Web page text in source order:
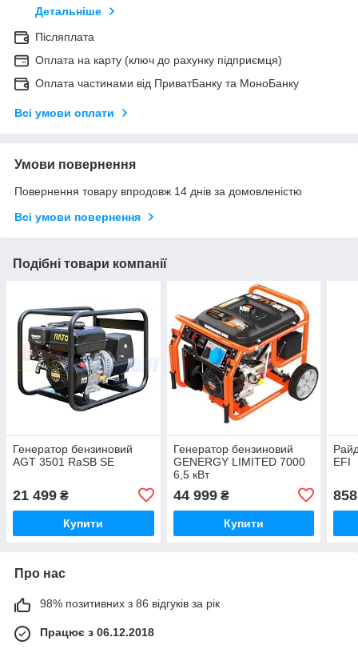
Детальніше
Післяплата
Оплата на карту (ключ до рахунку підприємця)
Оплата частинами від ПриватБанку та МоноБанку
Всі умови оплати
Умови повернення
Повернення товару впродовж 14 днів за домовленістю
Всі умови повернення
Подібні товари компанії
Генератор бензиновий
AGT 3501 RaSB SE
21 499 ₴
Купити
Генератор бензиновий
GENERGY LIMITED 7000
6,5 кВт
44 999₴
Купити
EFI
Про нас
98% позитивних з 86 відгуків за рік
Працює з 06.12.2018